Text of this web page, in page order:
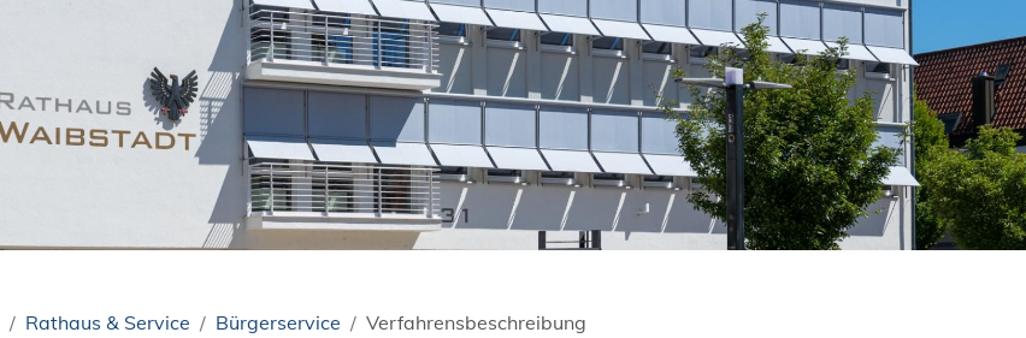
Rathaus & Service Bürgerservice Verfahrensbeschreibung